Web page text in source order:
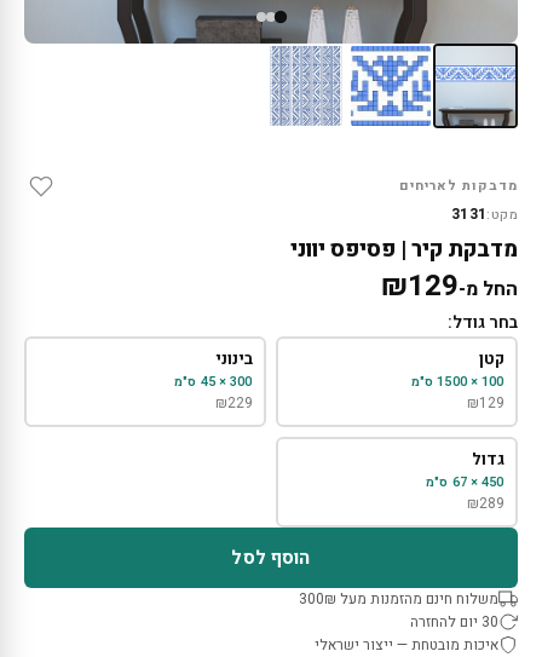
מדבקות לאריחים
מקט:3131
מדבקת קיר | פסיפס יווני
החל מ- ₪129
בחר גודל:
קטן
100 × 1500 ס"מ
₪129
בינוני
300 × 45 ס"מ
₪229
גדול
450 × 67 ס"מ
₪289
הוסף לסל
משלוח חינם מהזמנות מעל 300₪
30 יום להחזרה
איכות מובטחת — ייצור ישראלי